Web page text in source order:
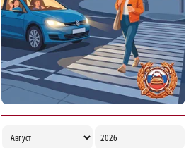
соцконтракта прошли обучение в центре
«Мой бизнес»
14:41